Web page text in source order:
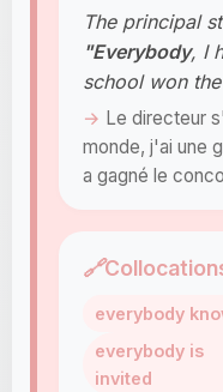
The principal
"Everybody, I
school won
Le directeur
monde, j'ai une
a gagné le
🔗
everybody
everybody is
invited